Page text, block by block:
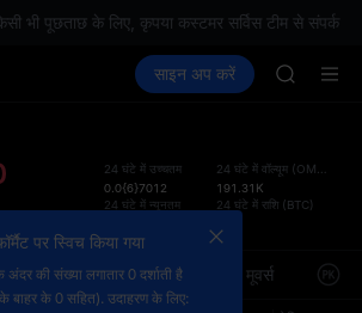
भी पूछताछ के लिए, कृपया कस्टमर सर्विस टीम से संपर्क
स्पॉट फ़्यूचर्स SPCX कमाएँ
साइन अप करें
TUT
को
24 घंटे में उच्चतम
0.0{6}7012
24 घंटे में न्यूनतम
24 घंटे में वॉल्यूम (OMG
191.31K
24 घंटे में राशि (BTC)
ट्रेड जानकारी ट्रेडिंग डेटा मार्केट मूवर्स
पर स्विच किया गया
अंदर की संख्या लगातार 0 दर्शाती है
बाहर के 0 सहित). उदाहरण के लिए: